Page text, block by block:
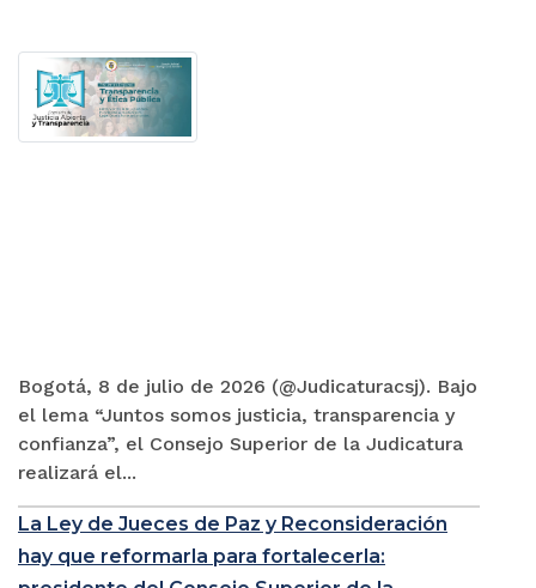
Bogotá, 8 de julio de 2026 (@Judicaturacsj). Bajo
el lema “Juntos somos justicia, transparencia y
confianza”, el Consejo Superior de la Judicatura
realizará el...
La Ley de Jueces de Paz y Reconsideración
hay que reformarla para fortalecerla: